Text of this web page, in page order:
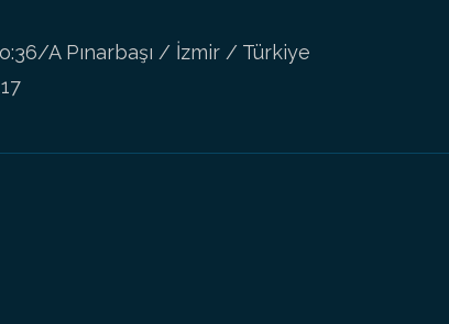
A Pınarbaşı / İzmir / Türkiye